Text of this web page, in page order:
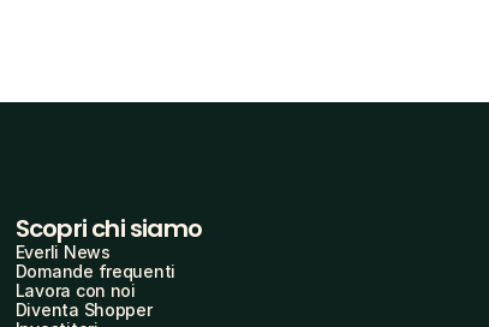
Scopri chi siamo
Everli News
Domande frequenti
Lavora con noi
Diventa Shopper